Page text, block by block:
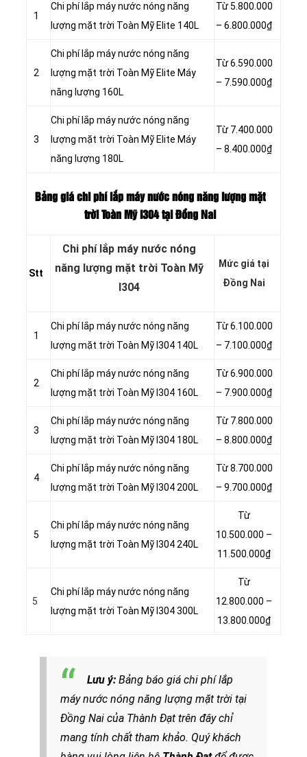
1
Chi phí lắp máy nước nóng năng
lượng mặt trời Toàn Mỹ Elite 140L
Từ 5.800.000
– 6.800.000₫
2
Chi phí lắp máy nước nóng năng
lượng mặt trời Toàn Mỹ Elite Máy
năng lượng 160L
Từ 6.590.000
– 7.590.000₫
3
Chi phí lắp máy nước nóng năng
lượng mặt trời Toàn Mỹ Elite Máy
năng lượng 180L
Từ 7.400.000
– 8.400.000₫
Bảng giá chi phí lắp máy nước nóng năng lượng mặt
trời Toàn Mỹ I304 tại Đồng Nai
Stt
Chi phí lắp máy nước nóng
năng lượng mặt trời Toàn Mỹ
I304
Mức giá tại
Đồng Nai
1
Chi phí lắp máy nước nóng năng
lượng mặt trời Toàn Mỹ I304 140L
Từ 6.100.000
– 7.100.000₫
2
Chi phí lắp máy nước nóng năng
lượng mặt trời Toàn Mỹ I304 160L
Từ 6.900.000
– 7.900.000₫
3
Chi phí lắp máy nước nóng năng
lượng mặt trời Toàn Mỹ I304 180L
Từ 7.800.000
– 8.800.000₫
4
Chi phí lắp máy nước nóng năng
lượng mặt trời Toàn Mỹ I304 200L
Từ 8.700.000
– 9.700.000₫
5
Chi phí lắp máy nước nóng năng
lượng mặt trời Toàn Mỹ I304 240L
Từ
10.500.000 –
11.500.000₫
5
Chi phí lắp máy nước nóng năng
lượng mặt trời Toàn Mỹ I304 300L
Từ
12.800.000 –
13.800.000₫
Lưu ý: Bảng báo giá chi phí lắp
máy nước nóng năng lượng mặt trời tại
Đồng Nai của Thành Đạt trên đây chỉ
mang tính chất tham khảo. Quý khách